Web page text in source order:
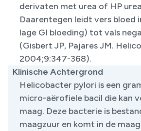
derivaten met urea of HP
Daarentegen leidt vers bloed
lage GI bloeding) tot vals
(Gisbert JP, Pajares JM.
2004;9:347-368).
Klinische Achtergrond
​Helicobacter pylori is een
micro-aërofiele bacil die kan
maag. Deze bacterie is
maagzuur en komt in de